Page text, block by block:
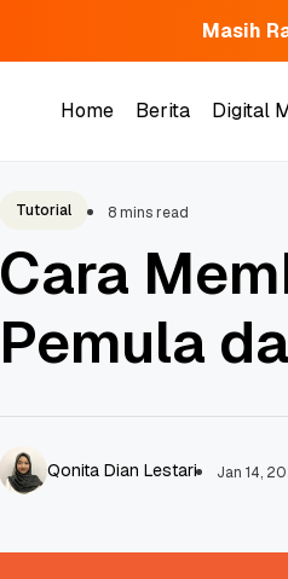
Masih
Home
Berita
Digital
Tutorial 8 mins read
Cara
Pemula
Qonita Dian Lestari Jan 14,